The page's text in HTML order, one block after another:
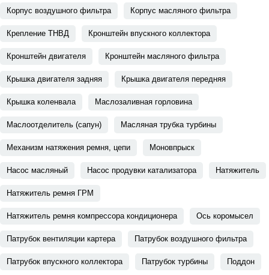
Корпус воздушного фильтра Корпус масляного фильтра
Крепление ТНВД Кронштейн впускного коллектора
Кронштейн двигателя Кронштейн масляного фильтра
Крышка двигателя задняя Крышка двигателя передняя
Крышка коленвала Маслозаливная горловина
Маслоотделитель (сапун) Масляная трубка турбины
Механизм натяжения ремня, цепи Моновпрыск
Насос масляный Насос продувки катализатора Натяжитель
Натяжитель ремня ГРМ
Натяжитель ремня компрессора кондиционера Ось коромысел
Патрубок вентиляции картера Патрубок воздушного фильтра
Патрубок впускного коллектора Патрубок турбины Поддон